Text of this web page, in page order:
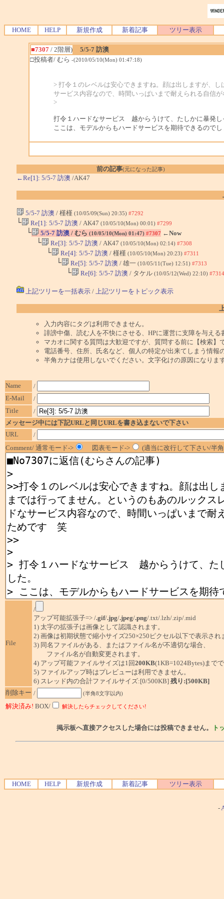
HOME HELP 新規作成 新着記事 ツリー表示
■7307/ 2階層)
5/5-7 訪澳
□投稿者/ むら -(2010/05/10(Mon) 01:47:18)
> 打令１のレベルは安心できますね。顔は出しますが、
サービス内容なので、時間いっぱいまで耐えられる自信
>
打令１ハードなサービス 越からうけて、たしかに暴発し
ここは、モデルからもハードサービスを期待できるので
前の記事(元になった記事)
←Re[1]: 5/5-7 訪澳 /AK47
5/5-7 訪澳 / 槿槿 (10/05/09(Sun) 20:35) #7292
└ Re[1]: 5/5-7 訪澳 / AK47 (10/05/10(Mon) 00:01) #7299
└ 5/5-7 訪澳/ むら (10/05/10(Mon) 01:47) #7307 ←Now
└ Re[3]: 5/5-7 訪澳 / AK47 (10/05/10(Mon) 02:14) #7308
└ Re[4]: 5/5-7 訪澳 / 槿槿 (10/05/10(Mon) 20:23) #7311
└ Re[5]: 5/5-7 訪澳 / 雄一 (10/05/11(Tue) 12:51) #7313
└ Re[6]: 5/5-7 訪澳 / タケル (10/05/12(Wed) 22:10) #7314
上記ツリーを一括表示/ 上記ツリーをトピック表示
入力内容にタグは利用できません。
誹謗中傷、読む人を不快にさせる、HPに運営に支障を与え
マカオに関する質問は大歓迎ですが、質問する前に【検索】
電話番号、住所、氏名など、個人の特定が出来てしまう情報
半角カナは使用しないでください。文字化けの原因になりま
Name
/
E-Mail
/
Title
/
メッセージ中には下記URLと同じURLを書き込まないで下さい
URL
/
Comment/ 通常モード->
図表モード-> (適当に改行して下さい/半
File
/
アップ可能拡張子=> /.gif/.jpg/.jpeg/.png/.txt/.lzh/.zip/.mid
1) 太字の拡張子は画像として認識されます。
2) 画像は初期状態で縮小サイズ250×250ピクセル以下で表示され
3) 同名ファイルがある、またはファイル名が不適切な場合、
ファイル名が自動変更されます。
4) アップ可能ファイルサイズは1回200KB(1KB=1024Bytes)まで
5) ファイルアップ時はプレビューは利用できません。
6) スレッド内の合計ファイルサイズ:[0/500KB] 残り:[500KB]
削除キー / (半角8文字以内)
解決済み! BOX/ 解決したらチェックしてください!
掲示板へ直接アクセスした場合には投稿できません。 ト
HOME HELP 新規作成 新着記事 ツリー表示
-